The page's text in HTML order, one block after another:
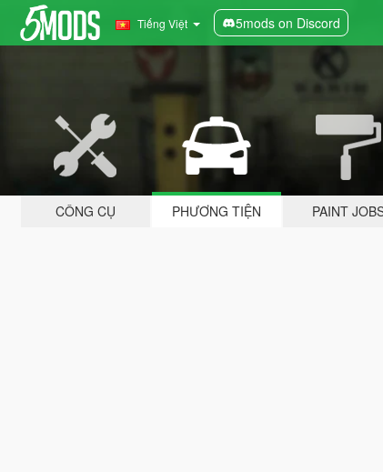
Tiếng Việt 5mods on Discord
CÔNG CỤ PHƯƠNG TIỆN PAINT